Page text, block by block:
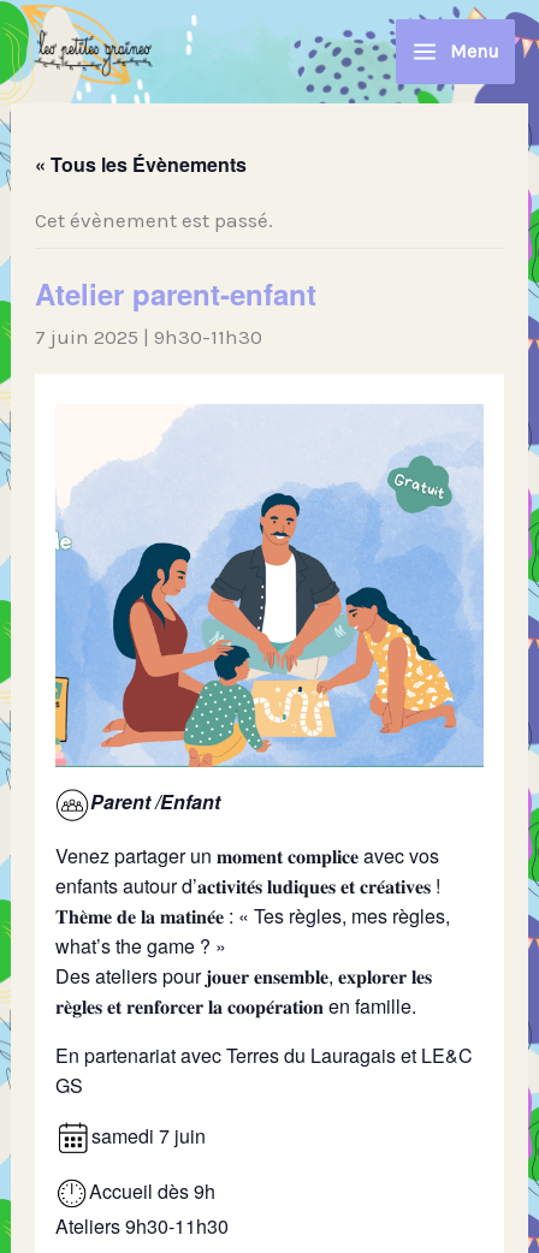
Aller
au
contenu
Menu
« Tous les Évènements
Cet évènement est passé.
Atelier parent-enfant
7 juin 2025 | 9h30-11h30
Parent /Enfant
Venez partager un 𝐦𝐨𝐦𝐞𝐧𝐭 𝐜𝐨𝐦𝐩𝐥𝐢𝐜𝐞 avec vos
enfants autour d’𝐚𝐜𝐭𝐢𝐯𝐢𝐭𝐞́𝐬 𝐥𝐮𝐝𝐢𝐪𝐮𝐞𝐬 𝐞𝐭 𝐜𝐫𝐞́𝐚𝐭𝐢𝐯𝐞𝐬 !
𝐓𝐡𝐞̀𝐦𝐞 𝐝𝐞 𝐥𝐚 𝐦𝐚𝐭𝐢𝐧𝐞́𝐞 : « Tes règles, mes règles,
what’s the game ? »
Des ateliers pour 𝐣𝐨𝐮𝐞𝐫 𝐞𝐧𝐬𝐞𝐦𝐛𝐥𝐞, 𝐞𝐱𝐩𝐥𝐨𝐫𝐞𝐫 𝐥𝐞𝐬
𝐫𝐞̀𝐠𝐥𝐞𝐬 𝐞𝐭 𝐫𝐞𝐧𝐟𝐨𝐫𝐜𝐞𝐫 𝐥𝐚 𝐜𝐨𝐨𝐩𝐞́𝐫𝐚𝐭𝐢𝐨𝐧 en famille.
En partenariat avec Terres du Lauragais et LE&C
GS
samedi 7 juin
Accueil dès 9h
Ateliers 9h30-11h30